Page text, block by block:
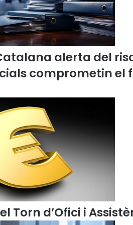
I
C
A
a
e
t
n
t
è
alerta del
comprometin el
Torn d’Ofici i